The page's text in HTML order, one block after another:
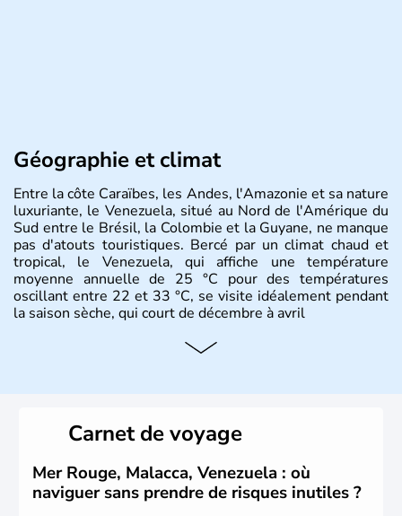
Géographie et climat
Entre la côte Caraïbes, les Andes, l'Amazonie et sa nature
luxuriante, le Venezuela, situé au Nord de l'Amérique du
Sud entre le Brésil, la Colombie et la Guyane, ne manque
pas d'atouts touristiques. Bercé par un climat chaud et
tropical, le Venezuela, qui affiche une température
moyenne annuelle de 25 °C pour des températures
oscillant entre 22 et 33 °C, se visite idéalement pendant
la saison sèche, qui court de décembre à avril
Carnet de voyage
Mer Rouge, Malacca, Venezuela : où
naviguer sans prendre de risques inutiles ?